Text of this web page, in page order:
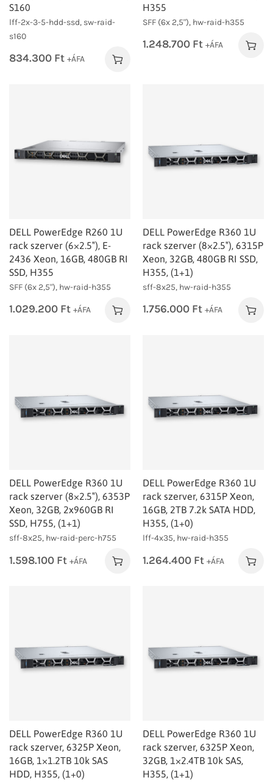
S160
lff-2x-3-5-hdd-ssd, sw-raid-
s160
834.300 Ft +ÁFA
H355
SFF (6x 2,5"), hw-raid-h355
1.248.700 Ft +ÁFA
DELL PowerEdge R260 1U
rack szerver (6×2.5″), E-
2436 Xeon, 16GB, 480GB RI
SSD, H355
SFF (6x 2,5"), hw-raid-h355
1.029.200 Ft +ÁFA
DELL PowerEdge R360 1U
rack szerver (8×2.5″), 6315P
Xeon, 32GB, 480GB RI SSD,
H355, (1+1)
sff-8x25, hw-raid-h355
1.756.000 Ft +ÁFA
DELL PowerEdge R360 1U
rack szerver (8×2.5″), 6353P
Xeon, 32GB, 2x960GB RI
SSD, H755, (1+1)
sff-8x25, hw-raid-perc-h755
1.598.100 Ft +ÁFA
DELL PowerEdge R360 1U
rack szerver, 6315P Xeon,
16GB, 2TB 7.2k SATA HDD,
H355, (1+0)
lff-4x35, hw-raid-h355
1.264.400 Ft +ÁFA
DELL PowerEdge R360 1U
rack szerver, 6325P Xeon,
16GB, 1×1.2TB 10k SAS
HDD, H355, (1+0)
DELL PowerEdge R360 1U
rack szerver, 6325P Xeon,
32GB, 1×2.4TB 10k SAS,
H355, (1+1)